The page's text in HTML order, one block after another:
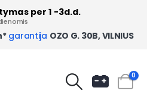
garantija OZO G. 30B, VILNIUS
per 1 -3d.d.
0